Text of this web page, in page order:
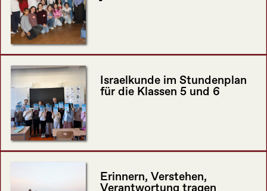
Israelkunde im Stundenplan
für die Klassen 5 und 6
Erinnern, Verstehen,